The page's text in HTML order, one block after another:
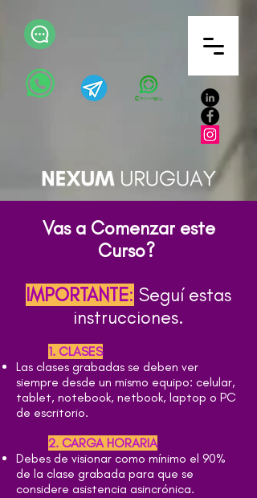
Vas a Comenzar este
Curso?
IMPORTANTE: Seguí estas
instrucciones.
1. CLASES
Las clases grabadas se deben ver
siempre desde un mismo equipo: celular,
tablet, notebook, netbook, laptop o PC
de escritorio.
2. CARGA HORARIA
Debes de visionar como mínimo el 90%
de la clase grabada para que se
considere asistencia asincrónica.